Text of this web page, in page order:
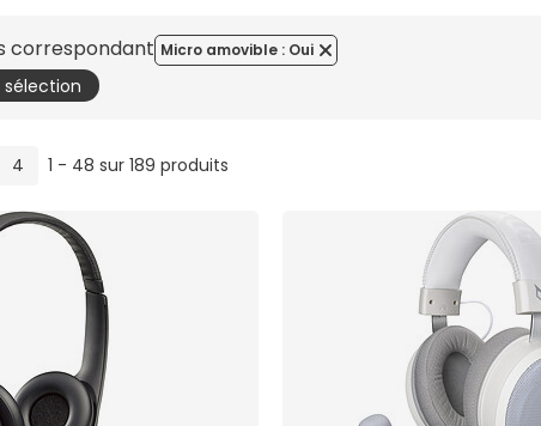
correspondant Micro amovible : Oui
4 1 - 48 sur 189 produits